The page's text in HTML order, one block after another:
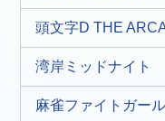
頭文字D THE
湾岸ミッドナイト
麻雀ファイトガール